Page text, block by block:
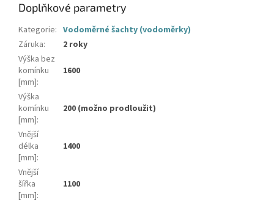
Doplňkové parametry
Kategorie: Vodoměrné šachty (vodoměrky)
Záruka:
2 roky
Výška bez
komínku
[mm]:
1600
Výška
komínku
[mm]:
200 (možno prodloužit)
Vnější
délka
[mm]:
1400
Vnější
šířka
[mm]:
1100